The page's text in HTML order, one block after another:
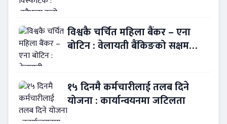
विश्वकै चर्चित महिला बैंकर – एना
बोटिन : वेलायती बैंकिङको सक्षम
१५ दिनमै कर्मचारीलाई तलब दिने
योजना : कार्यान्वयनमा जटिलता